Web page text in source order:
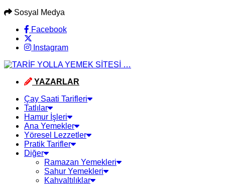
Sosyal Medya
Facebook
Instagram
YAZARLAR
Çay Saati Tarifleri
Tatlılar
Hamur İşleri
Ana Yemekler
Yöresel Lezzetler
Pratik Tarifler
Diğer
Ramazan Yemekleri
Sahur Yemekleri
Kahvaltılıklar